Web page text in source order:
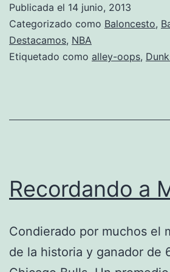
NBA
Publicada el 14 junio, 2013
Categorizado como Baloncesto,
Destacamos, NBA
Etiquetado como alley-oops,
Recordando a
Condierado por muchos el
de la historia y ganador de